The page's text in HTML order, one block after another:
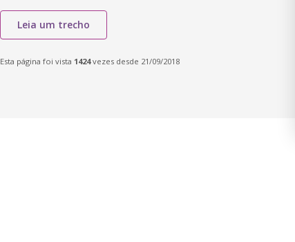
Leia um trecho
Esta página foi vista 1424vezes desde 21/09/2018